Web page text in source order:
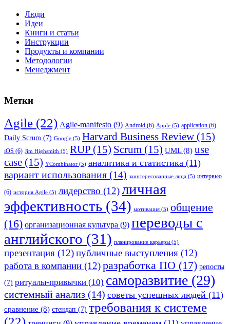
Люди
Идеи
Книги и статьи
Инструкции
Продукты и компании
Методологии
Менеджмент
Метки
Agile (22) Agile-manifesto (9) Android (6) Apple (5) application (6)
Daily Scrum (7) Google (5) Harvard Business Review (15)
iOS (6) Jim Highsmith (5) RUP (15) Scrum (15) UML(8) use
case (15) YCombinator (5) аналитика и статистика (11)
вариант использования (14) заинтересованные лица (5) интервью
(6) история Agile (5) лидерство (12)личная
эффективность (34) мотивация (5) общение
(16) организационная культура (9) переводы с
английского (31) планирование карьеры (5)
презентация (12)публичные выступления (12)
работа в компании (12)разработка ПО (17) репосты
(7) ритуалы-привычки (10) саморазвитие (29)
системный анализ (14) советы успешных людей (11)
сравнение (8) стендап (7) требования к системе